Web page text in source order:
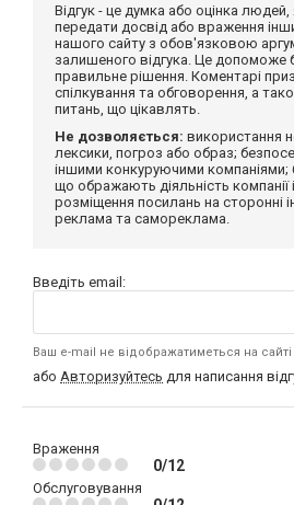
Відгук - це думка або оцінка
передати досвід або враження
нашого сайту з обов'язковою
залишеного відгука. Це допоможе
правильне рішення. Коментарі
спілкування та обговорення, а
питань, що цікавлять.
Не дозволяється: використання
лексики, погроз або образ;
іншими конкуруючими компаніями;
що ображають діяльність компанії і
розміщення посилань на сторонні
реклама та самореклама.
Введіть email:
Ваш e-mail не відображатиметься на сайті
або Авторизуйтесь для написання
Враження
0/12
Обслуговування